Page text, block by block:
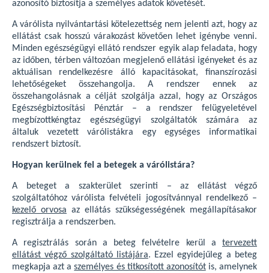
azonosító biztosítja a személyes adatok követését.
A várólista nyilvántartási kötelezettség nem jelenti azt, hogy az
ellátást csak hosszú várakozást követően lehet igénybe venni.
Minden egészségügyi ellátó rendszer egyik alap feladata, hogy
az időben, térben változóan megjelenő ellátási igényeket és az
aktuálisan rendelkezésre álló kapacitásokat, finanszírozási
lehetőségeket összehangolja. A rendszer ennek az
összehangolásnak a célját szolgálja azzal, hogy az Országos
Egészségbiztosítási Pénztár – a rendszer felügyeletével
megbízottkéngtaz egészségügyi szolgáltatók számára az
általuk vezetett várólistákra egy egységes informatikai
rendszert biztosít.
Hogyan kerülnek fel a betegek a várólistára?
A beteget a szakterület szerinti – az ellátást végző
szolgáltatóhoz várólista felvételi jogosítvánnyal rendelkező –
kezelő orvosa az ellátás szükségességének megállapításakor
regisztrálja a rendszerben.
A regisztrálás során a beteg felvételre kerül a tervezett
ellátást végző szolgáltató listájára. Ezzel egyidejűleg a beteg
megkapja azt aszemélyes és titkosított azonosítótis, amelynek